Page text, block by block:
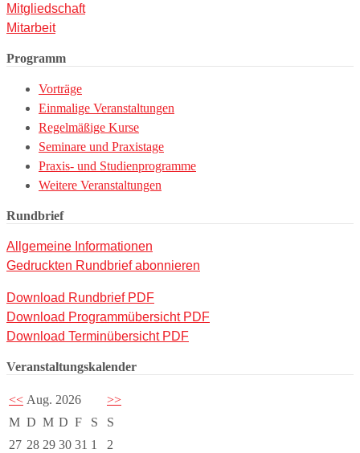
Mitgliedschaft
Mitarbeit
Programm
Vorträge
Einmalige Veranstaltungen
Regelmäßige Kurse
Seminare und Praxistage
Praxis- und Studienprogramme
Weitere Veranstaltungen
Rundbrief
Allgemeine Informationen
Gedruckten Rundbrief abonnieren
Download Rundbrief PDF
Download Programmübersicht PDF
Download Terminübersicht PDF
Veranstaltungskalender
<< Aug. 2026
>>
M D M D F S
S
27 28 29 30 31 1 2